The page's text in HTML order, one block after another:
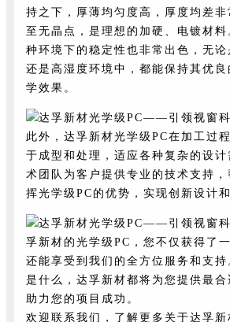
持之下，厚薄均匀度高，厚度均差
至无晶点，是理想的加硬、电镀材料
种环境下的稳定性也非常出色，无论
还是高湿度环境中，都能保持其优
学效果。
此外，达孚新材光学级PC在加工过
于成型和处理，适应各种复杂的设
术团队为客户提供专业的技术支持
挥光学级PC的优势，实现创新设计
孚新材的光学级PC，您不仅获得了
还能享受到我们的全方位服务和支
是什么，达孚新材都将为您提供最合
助力您的项目成功。
欢迎联系我们，了解更多关于达孚新